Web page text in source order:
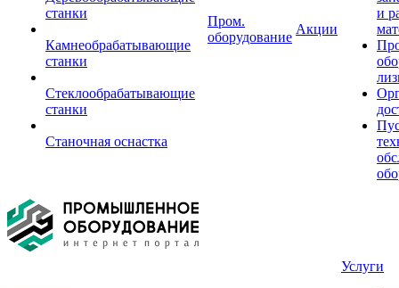
станки
Камнеобрабатывающие
станки
Стеклообрабатывающие
станки
Станочная оснастка
Пром.
оборудование
Акции
и
Услуги